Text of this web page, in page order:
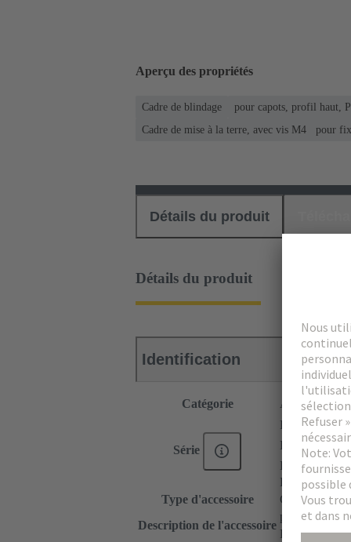
Aperçu des propriétés
Cadre de blindage pour capots, profil haut,
Cadre de mise à la terre, avec vis M4 pour
Détails du produit
Détails du produit
Identification
Catégorie Accessoires
Série
Han E®
Han ®EE
Han DD®
Han-Snap®
Type d'accessoire
Cadre de
Description de l'accessoire
pour capots,
Pour